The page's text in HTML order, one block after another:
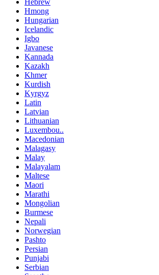
Hebrew
Hmong
Hungarian
Icelandic
Igbo
Javanese
Kannada
Kazakh
Khmer
Kurdish
Kyrgyz
Latin
Latvian
Lithuanian
Luxembou..
Macedonian
Malagasy
Malay
Malayalam
Maltese
Maori
Marathi
Mongolian
Burmese
Nepali
Norwegian
Pashto
Persian
Punjabi
Serbian